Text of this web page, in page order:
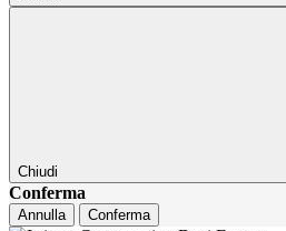
Chiudi
Conferma
Annulla Conferma